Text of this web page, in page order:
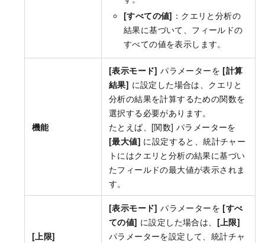
[すべての値] ：クエリと分析の
結果に基づいて、フィールドの
すべての値を表示します。
機能
[表示モード] パラメーターを [計算
結果] に設定した場合は、クエリと
分析の結果を計算するための関数を
選択する必要があります。
たとえば、[関数] パラメーターを
[最大値] に設定すると、統計チャー
トにはクエリと分析の結果に基づい
たフィールドの最大値が表示されま
す。
[上限]
[表示モード] パラメーターを [すべ
ての値] に設定した場合は、 [上限]
パラメーターを設定して、統計チャ